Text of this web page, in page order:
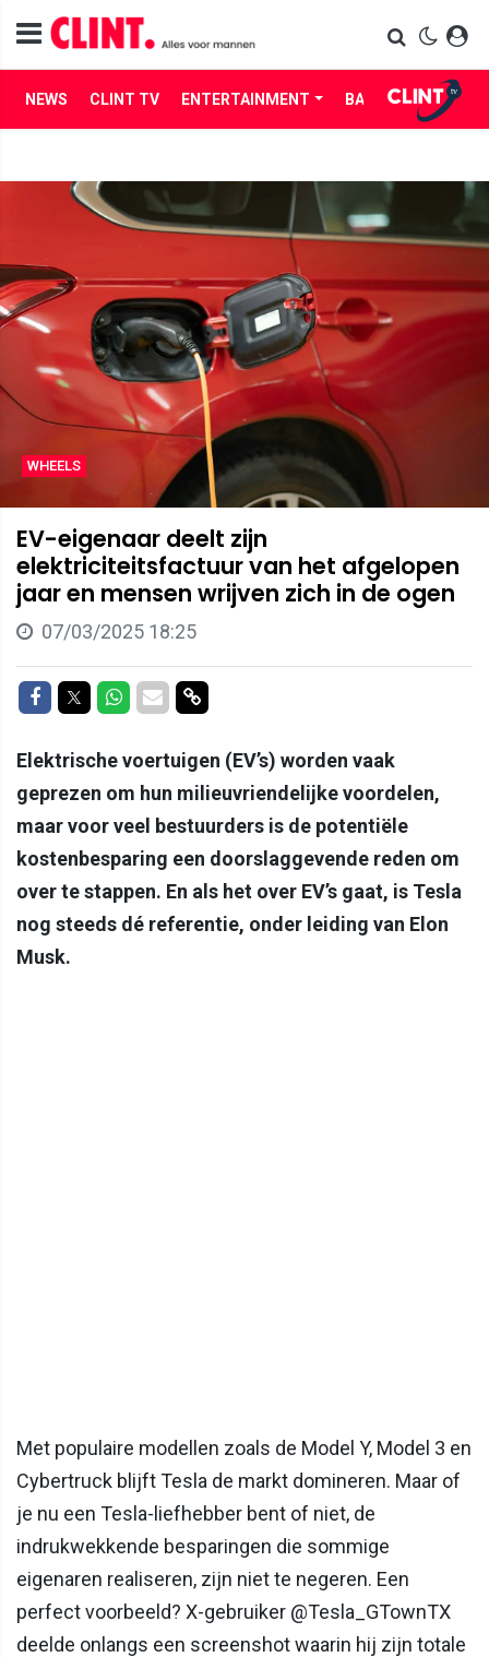
NEWS CLINT TV ENTERTAINMENT BABES LIFE
WHEELS
EV-eigenaar deelt zijn
elektriciteitsfactuur van het afgelopen
jaar en mensen wrijven zich in de ogen
07/03/2025 18:25
Delen op Facebook
Delen op Twitter
Delen op Whatsapp
Delen via Mail
Delen via link
Elektrische voertuigen (EV’s) worden vaak
geprezen om hun milieuvriendelijke voordelen,
maar voor veel bestuurders is de potentiële
kostenbesparing een doorslaggevende reden om
over te stappen. En als het over EV’s gaat, is Tesla
nog steeds dé referentie, onder leiding van Elon
Musk.
Met populaire modellen zoals de Model Y, Model 3 en
Cybertruck blijft Tesla de markt domineren. Maar of
je nu een Tesla-liefhebber bent of niet, de
indrukwekkende besparingen die sommige
eigenaren realiseren, zijn niet te negeren. Een
perfect voorbeeld? X-gebruiker @Tesla_GTownTX
deelde onlangs een screenshot waarin hij zijn totale